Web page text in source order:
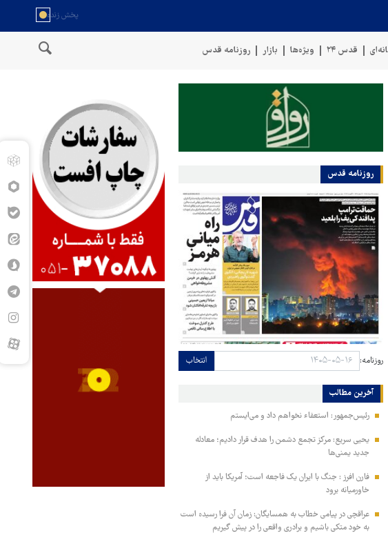
قدس ۲۴ ویژه‌ها بازار روزنامه قدس
دریایی در سواحل عمان
روزنامه قدس
روزنامه: انتخاب
آخرین مطالب
رئیس‌جمهور: استعفاء نخواهم داد و می‌ایستم
یحیی سریع: مرکز تجمع دشمن را هدف قرار دادیم؛ معادله
جدید یمنی‌ها
فارن افرز : جنگ با ایران یک فاجعه است؛ آمریکا باید از
خاورمیانه برود
عراقچی در پیامی خطاب به همسایگان: زمان آن فرا رسیده است
به خود متکی باشیم و برادری واقعی را در پیش گیریم